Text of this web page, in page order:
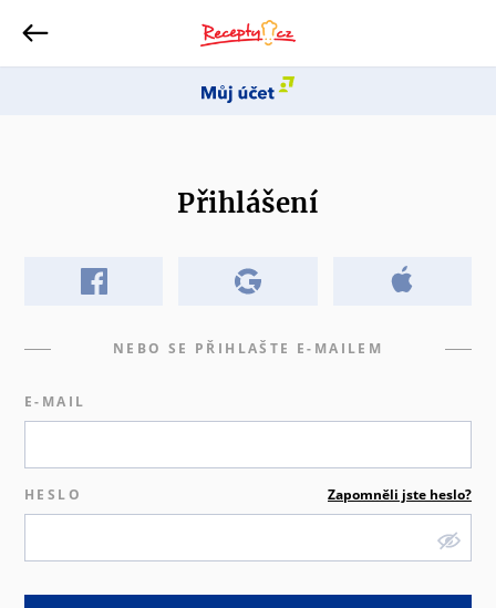
Přihlášení
NEBO SE PŘIHLAŠTE E-MAILEM
E-MAIL
HESLO Zapomněli jste heslo?